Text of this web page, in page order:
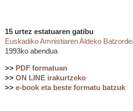
15 urtez estatuaren gatibu
Euskadiko Amnistiaren Aldeko
1993ko abendua
>> PDF formatuan
>> ON LINE irakurtzeko
>> e-book eta beste formatu batzuk